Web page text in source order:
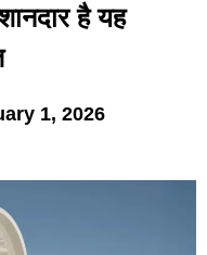
है यह
1, 2026